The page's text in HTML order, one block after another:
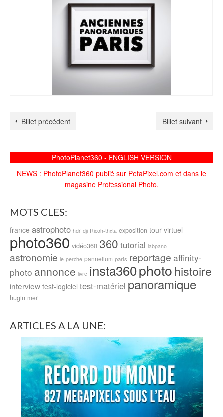
Billet précédent Billet suivant
PhotoPlanet360 - ENGLISH VERSION
NEWS : PhotoPlanet360 publié sur PetaPixel.com et dans le
magasine Professional Photo.
MOTS CLES:
france astrophoto hdr dji Ricoh-theta exposition tour virtuel
photo360 vidéo360 360 tutorial labpano
astronomie le-perche pannellum paris reportage affinity-
photo annonce livre insta360photohistoire
interview test-logiciel test-matériel panoramique
hugin mer
ARTICLES A LA UNE: